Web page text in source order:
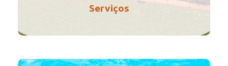
Serviços